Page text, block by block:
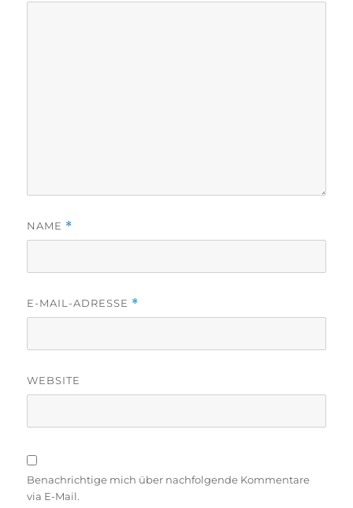
NAME *
E-MAIL-ADRESSE *
WEBSITE
Benachrichtige mich über nachfolgende Kommentare
via E-Mail.